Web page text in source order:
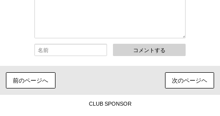
コメントする
前のページへ 次のページヘ
CLUB SPONSOR